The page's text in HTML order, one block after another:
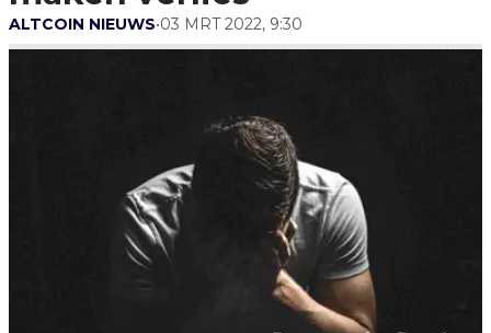
ALTCOIN NIEUWS•03 MRT 2022, 9:30